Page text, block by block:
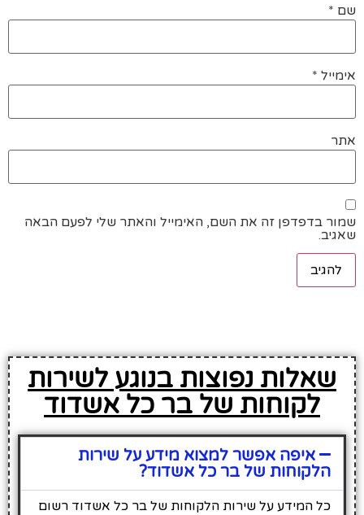
שם *
אימייל *
אתר
שמור בדפדפן זה את השם, האימייל והאתר שלי לפעם הבאה
שאגיב.
שאלות נפוצות בנוגע לשירות
לקוחות של בר כל אשדוד
איפה אפשר למצוא מידע על שירות
הלקוחות של בר כל אשדוד?
כל המידע על שירות הלקוחות של בר כל אשדוד רשום